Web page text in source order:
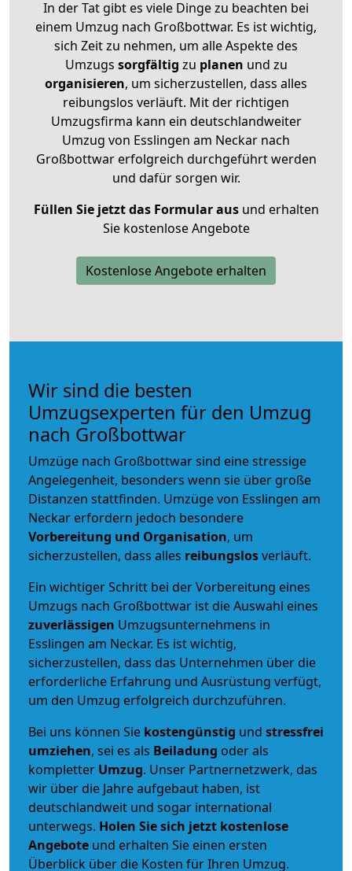
In der Tat gibt es viele Dinge zu beachten bei
einem Umzug nach Großbottwar. Es ist wichtig,
sich Zeit zu nehmen, um alle Aspekte des
Umzugs sorgfältig zu planen und zu
organisieren, um sicherzustellen, dass alles
reibungslos verläuft. Mit der richtigen
Umzugsfirma kann ein deutschlandweiter
Umzug von Esslingen am Neckar nach
Großbottwar erfolgreich durchgeführt werden
und dafür sorgen wir.
Füllen Sie jetzt das Formular ausund erhalten
Sie kostenlose Angebote
Kostenlose Angebote erhalten
Wir sind die besten
Umzugsexperten für den Umzug
nach Großbottwar
Umzüge nach Großbottwar sind eine stressige
Angelegenheit, besonders wenn sie über große
Distanzen stattfinden. Umzüge von Esslingen am
Neckar erfordern jedoch besondere
Vorbereitung und Organisation, um
sicherzustellen, dass alles reibungslosverläuft.
Ein wichtiger Schritt bei der Vorbereitung eines
Umzugs nach Großbottwar ist die Auswahl eines
zuverlässigen Umzugsunternehmens in
Esslingen am Neckar. Es ist wichtig,
sicherzustellen, dass das Unternehmen über die
erforderliche Erfahrung und Ausrüstung verfügt,
um den Umzug erfolgreich durchzuführen.
Bei uns können Sie kostengünstig und stressfrei
umziehen, sei es als Beiladung oder als
kompletter Umzug. Unser Partnernetzwerk, das
wir über die Jahre aufgebaut haben, ist
deutschlandweit und sogar international
unterwegs. Holen Sie sich jetzt kostenlose
Angebote und erhalten Sie einen ersten
Überblick über die Kosten für Ihren Umzug.